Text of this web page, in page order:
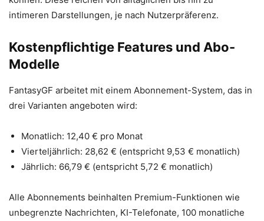
intimeren Darstellungen, je nach Nutzerpräferenz.
Kostenpflichtige Features und Abo-
Modelle
FantasyGF arbeitet mit einem Abonnement-System, das in
drei Varianten angeboten wird:
Monatlich: 12,40 € pro Monat
Vierteljährlich: 28,62 € (entspricht 9,53 € monatlich)
Jährlich: 66,79 € (entspricht 5,72 € monatlich)
Alle Abonnements beinhalten Premium-Funktionen wie
unbegrenzte Nachrichten, KI-Telefonate, 100 monatliche